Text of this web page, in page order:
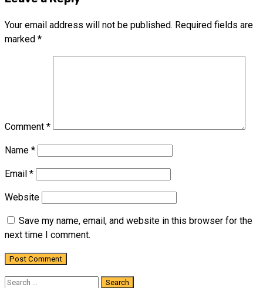
Your email address will not be published. Required fields are
marked *
Comment *
Name *
Email *
Website
Save my name, email, and website in this browser for the
next time I comment.
Search